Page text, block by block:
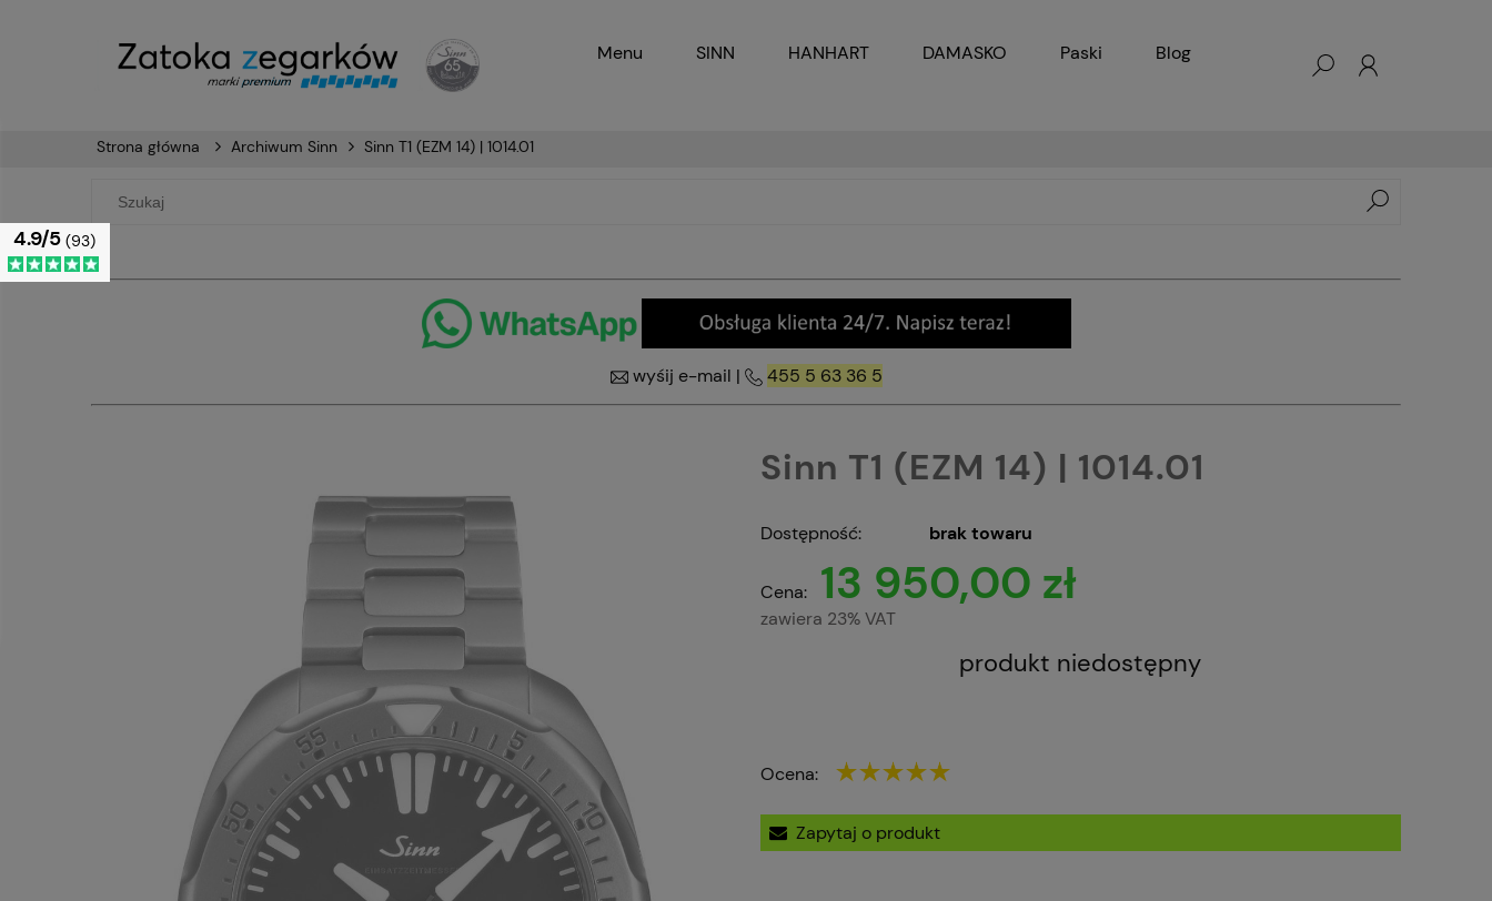
Menu SINN HANHART DAMASKO Paski Blog
Strona główna Archiwum Sinn Sinn T1 (EZM 14) | 1014.01
wyśij e-mail | 455 5 63 36 5
Sinn T1 (EZM 14) | 1014.01
Dostępność: brak towaru
Cena: 13 950,00 zł
zawiera 23% VAT
produkt niedostępny
Ocena:
Zapytaj o produkt
4.9/5 (93)